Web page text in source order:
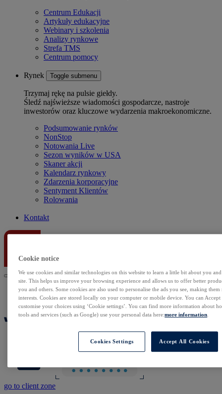
Centrum Edukacji
Artykuły edukacyjne
Webinary i szkolenia
Analizy rynkowe
Strefa TMS
Centrum pomocy
Rynek Toggle submenu
Trzymaj rękę na pulsie giełdy.
Śledź najświeższe wiadomości gospodarcze, nastroje
inwestorów oraz kluczowe wydarzenia makroekonomiczne.
Podsumowanie rynków
NonStop
Notowania Live
Sezon wyników w USA
Skaner akcji
Kalendarz rynkowy
Zdarzenia korporacyjne
Sentyment Klientów
Rolowania
Kontakt
go to client zone
Cookie notice
We use cookies and similar technologies on this website to learn a little bit about you
site. This helps us improve your browsing experience and allows us to offer better
you and others. Some cookies are also used to personalise the ads you see, making
interests. Cookies are stored locally on your computer or mobile device. You can
customise your choices using ‘Cookie settings’. You can find more information about
tools and services (such as Google) use your personal data here:more information
Cookies Settings Accept All Cookies